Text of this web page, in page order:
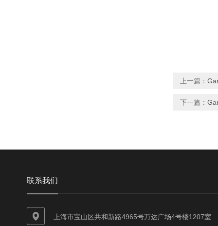
上一篇：
下一篇：
联系我们
上海市宝山区共和新路4965号万达广场4号楼1207室